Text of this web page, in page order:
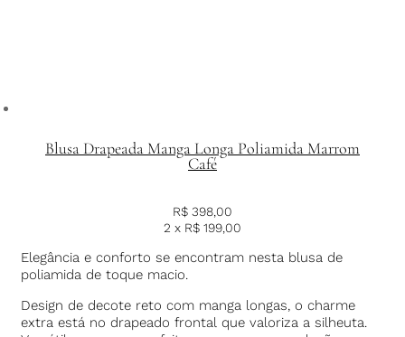
Blusa Drapeada Manga Longa Poliamida Marrom
Café
R$ 398,00
2 x R$ 199,00
Elegância e conforto se encontram nesta blusa de
poliamida de toque macio.
Design de decote reto com manga longas, o charme
extra está no drapeado frontal que valoriza a silheuta.